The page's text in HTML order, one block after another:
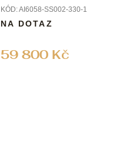
KÓD:AI6058-SS002-330-1
59 800 Kč
NA DOTAZ